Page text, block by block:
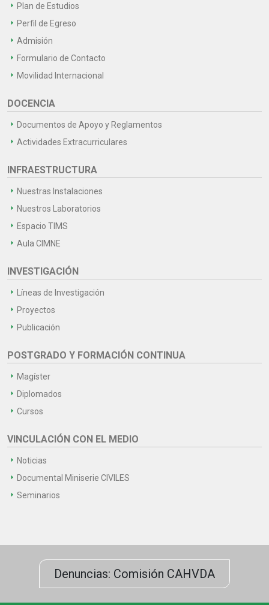
Plan de Estudios
Perfil de Egreso
Admisión
Formulario de Contacto
Movilidad Internacional
DOCENCIA
Documentos de Apoyo y Reglamentos
Actividades Extracurriculares
INFRAESTRUCTURA
Nuestras Instalaciones
Nuestros Laboratorios
Espacio TIMS
Aula CIMNE
INVESTIGACIÓN
Líneas de Investigación
Proyectos
Publicación
POSTGRADO Y FORMACIÓN CONTINUA
Magíster
Diplomados
Cursos
VINCULACIÓN CON EL MEDIO
Noticias
Documental Miniserie CIVILES
Seminarios
Denuncias: Comisión CAHVDA